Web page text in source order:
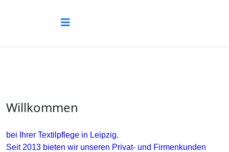
Willkommen
bei Ihrer Textilpflege in Leipzig.
Seit 2013 bieten wir unseren Privat- und Firmenkunden